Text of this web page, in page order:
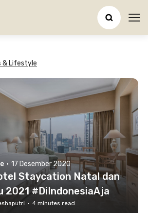
& Lifestyle
· 17 Desember 2020
Staycation Natal dan
2021 #DiIndonesiaAja
· 4 minutes read